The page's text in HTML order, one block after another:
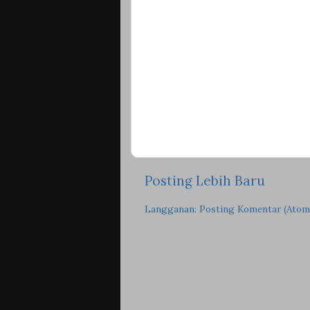
Posting Lebih Baru
Langganan: Posting Komentar